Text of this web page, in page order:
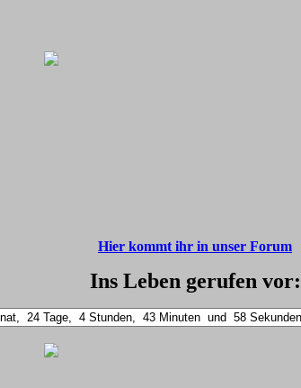
Hier kommt ihr in unser Forum
Ins Leben gerufen vor: